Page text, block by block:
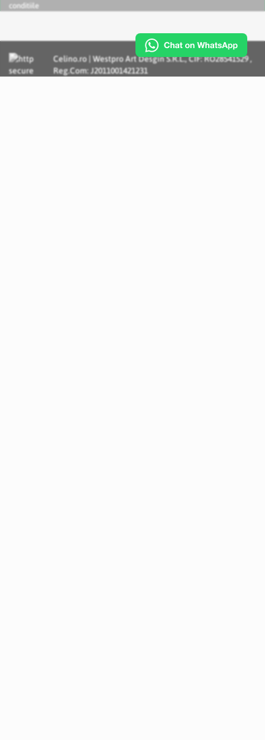
conditiile
Celino.ro | Westpro Art Desgin S.R.L., CIF: RO28541529 ,
Reg.Com: J2011001421231